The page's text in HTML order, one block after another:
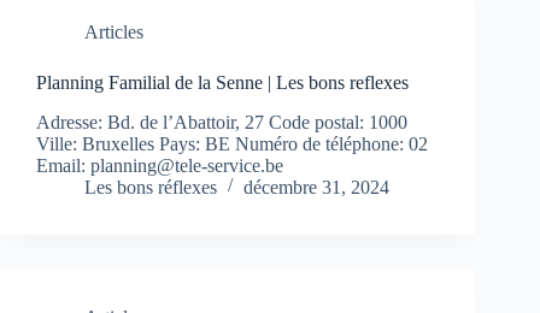
Articles
Planning Familial de la Senne | Les bons reflexes
Adresse: Bd. de l’Abattoir, 27 Code postal: 1000
Ville: Bruxelles Pays: BE Numéro de téléphone: 02
Email: planning@tele-service.be
Les bons réflexes
décembre 31, 2024